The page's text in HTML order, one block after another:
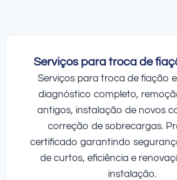
Serviços para troca de
Serviços para troca de fiação
diagnóstico completo,
antigos, instalação de novos
correção de sobrecargas.
certificado garantindo
de curtos, eficiência e
instalação.